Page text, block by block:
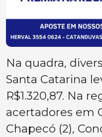
Na quadra,
Santa Catarina
R$1.320,87. Na
acertadores em
Chapecó (2),